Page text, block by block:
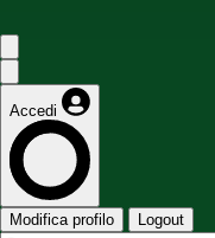
Accedi
Modifica profilo Logout